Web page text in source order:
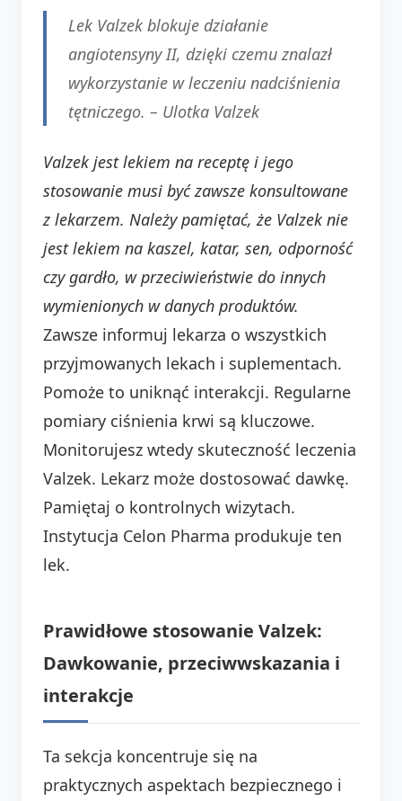
Lek Valzek blokuje działanie
angiotensyny II, dzięki czemu znalazł
wykorzystanie w leczeniu nadciśnienia
tętniczego. – Ulotka Valzek
Valzek jest lekiem na receptę i jego
stosowanie musi być zawsze konsultowane
z lekarzem. Należy pamiętać, że Valzek nie
jest lekiem na kaszel, katar, sen, odporność
czy gardło, w przeciwieństwie do innych
wymienionych w danych produktów.
Zawsze informuj lekarza o wszystkich
przyjmowanych lekach i suplementach.
Pomoże to uniknąć interakcji. Regularne
pomiary ciśnienia krwi są kluczowe.
Monitorujesz wtedy skuteczność leczenia
Valzek. Lekarz może dostosować dawkę.
Pamiętaj o kontrolnych wizytach.
Instytucja Celon Pharma produkuje ten
lek.
Prawidłowe stosowanie Valzek:
Dawkowanie, przeciwwskazania i
interakcje
Ta sekcja koncentruje się na
praktycznych aspektach bezpiecznego i